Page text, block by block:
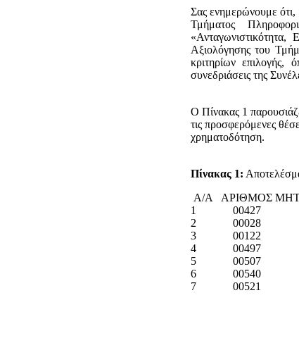
Σας ενημερώνουμε
Τμήματος
Αξιολόγησης του
κριτηρίων επιλογής,
συνεδριάσεις της
Ο Πίνακας 1
τις προσφερόμενες
χρηματοδότηση.
Πίνακας 1:
Α/Α ΑΡΙΘΜΟΣ
1 00427
2 00028
3 00122
4 00497
5 00507
6 00540
7 00521